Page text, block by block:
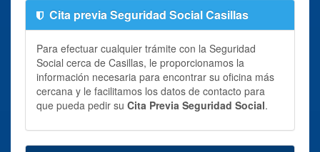
Cita previa Seguridad Social Casillas
Para efectuar cualquier trámite con la Seguridad
Social cerca de Casillas, le proporcionamos la
información necesaria para encontrar su oficina más
cercana y le facilitamos los datos de contacto para
que pueda pedir su Cita Previa Seguridad Social.